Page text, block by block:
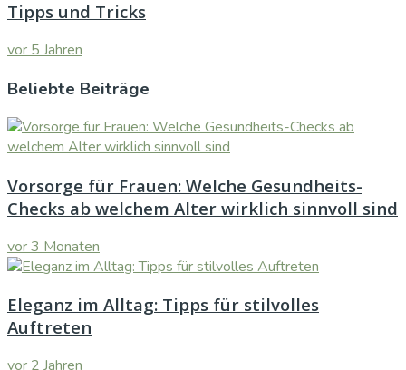
Tipps und Tricks
vor 5 Jahren
Beliebte Beiträge
Vorsorge für Frauen: Welche Gesundheits-
Checks ab welchem Alter wirklich sinnvoll sind
vor 3 Monaten
Eleganz im Alltag: Tipps für stilvolles
Auftreten
vor 2 Jahren